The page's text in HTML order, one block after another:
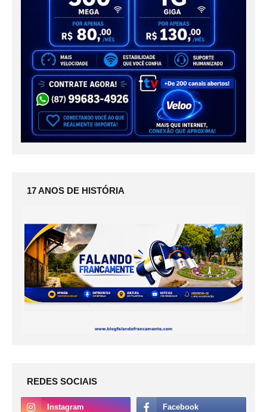
17 ANOS DE HISTÓRIA
REDES SOCIAIS